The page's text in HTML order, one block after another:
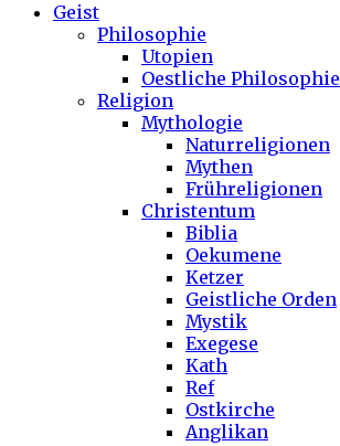
Geist
Philosophie
Utopien
Oestliche Philosophie
Religion
Mythologie
Naturreligionen
Mythen
Frühreligionen
Christentum
Biblia
Oekumene
Ketzer
Geistliche Orden
Mystik
Exegese
Kath
Ref
Ostkirche
Anglikan